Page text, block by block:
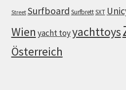
Street Surfboard SurfbrettSXT
Wien yacht toyyachttoys
Österreich